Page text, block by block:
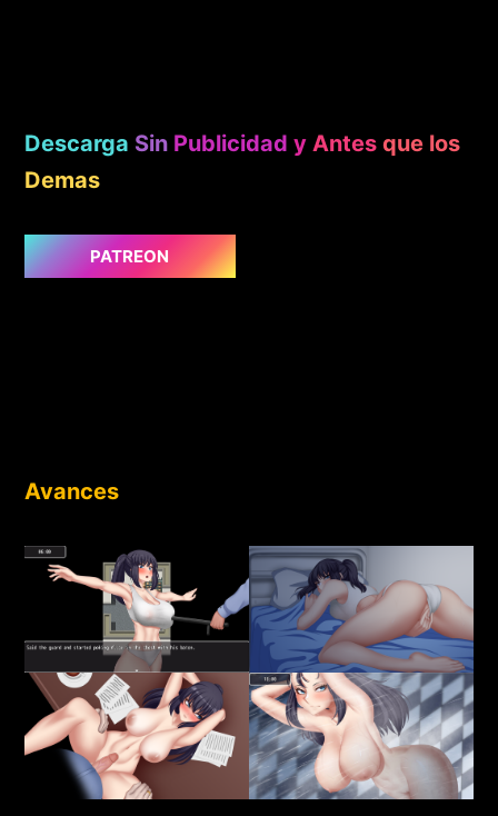
Descarga Sin Publicidad y Antes que los
Demas
PATREON
Avances